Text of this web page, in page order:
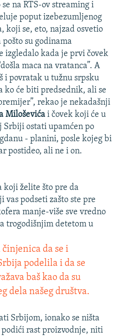
na RTS-ov streaming i
poput izebezumljenog
koji se, eto, najzad osvetio
su godinama
izgledalo kada je prvi čovek
maca na vratanca”. A
i povratak u tužnu srpsku
ko će biti predsednik, ali se
rekao je nekadašnji
Miloševića i čovek koji će u
Srbiji ostati upamćen po
- planini, posle kojeg bi
postideo, ali ne i on.
koji želite što pre da
vas podseti zašto ste pre
manje-više sve vredno
trogodišnjim detetom u
činjenica da se i
podelila i da se
baš kao da su
dela našeg društva.
Srbijom, ionako se ništa
rast proizvodnje, niti